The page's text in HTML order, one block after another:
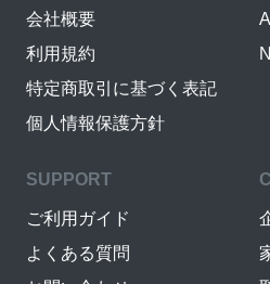
会社概要
利用規約
特定商取引に基づく表記
個人情報保護方針
SUPPORT
ご利用ガイド
よくある質問